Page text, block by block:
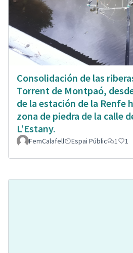
Consolidación de las
Torrent de Montpaó,
de la estación de la Renfe
zona de piedra de la calle
L’Estany.
FemCalafell Espai Públic 1 1